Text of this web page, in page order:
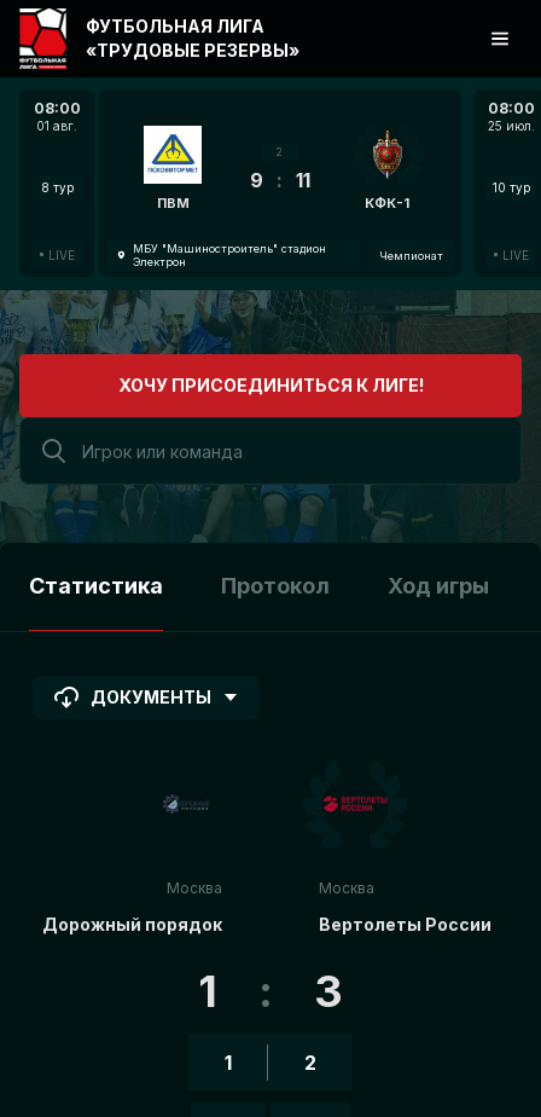
08:00
01 авг.
8 тур
LIVE
ПВМ
2
9 : 11
КФК-1
МБУ "Машиностроитель" стадион
Электрон
Чемпионат
08:00
25 июл.
10 тур
LIVE
ФУТБОЛЬНАЯ ЛИГА
«ТРУДОВЫЕ РЕЗЕРВЫ»
ХОЧУ ПРИСОЕДИНИТЬСЯ К ЛИГЕ!
Статистика Протокол Ход игры
ДОКУМЕНТЫ
Москва
Дорожный порядок
1 : 3
1 2
Москва
Вертолеты России